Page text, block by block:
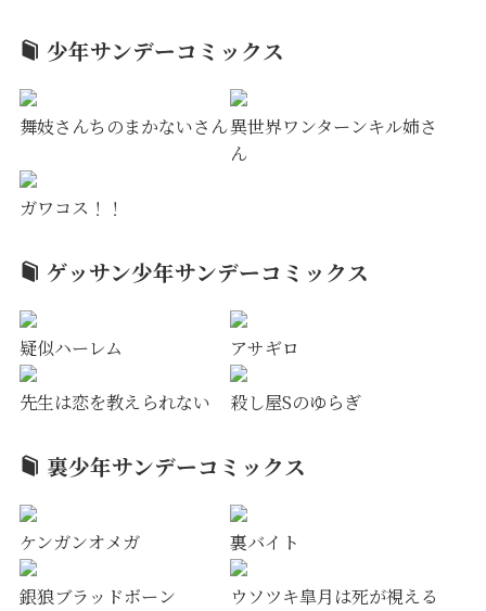
少年サンデーコミックス
舞妓さんちのまかないさん異世界ワンターンキル姉さ
ん
ガワコス！！
ゲッサン少年サンデーコミックス
疑似ハーレム アサギロ
先生は恋を教えられない 殺し屋Sのゆらぎ
裏少年サンデーコミックス
ケンガンオメガ 裏バイト
銀狼ブラッドボーン ウソツキ皐月は死が視える